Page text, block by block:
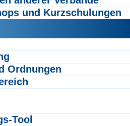
und Kurzschulungen
Ordnungen
Tool